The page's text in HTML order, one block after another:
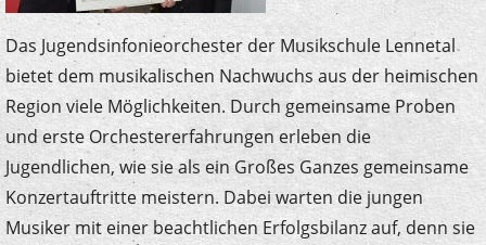
Das Jugendsinfonieorchester der Musikschule Lennetal
bietet dem musikalischen Nachwuchs aus der heimischen
Region viele Möglichkeiten. Durch gemeinsame Proben
und erste Orchestererfahrungen erleben die
Jugendlichen, wie sie als ein Großes Ganzes gemeinsame
Konzertauftritte meistern. Dabei warten die jungen
Musiker mit einer beachtlichen Erfolgsbilanz auf, denn sie